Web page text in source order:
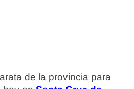
de la provincia para